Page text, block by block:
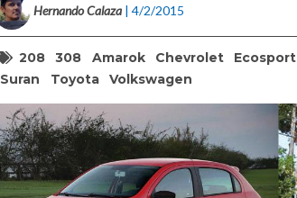
Hernando Calaza | 4/2/2015
208 308 Amarok Chevrolet Ecosport
Suran
Toyota Volkswagen